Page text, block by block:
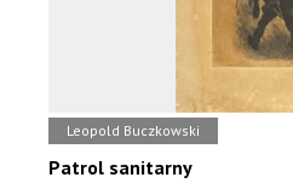
Leopold Buczkowski
Patrol sanitarny